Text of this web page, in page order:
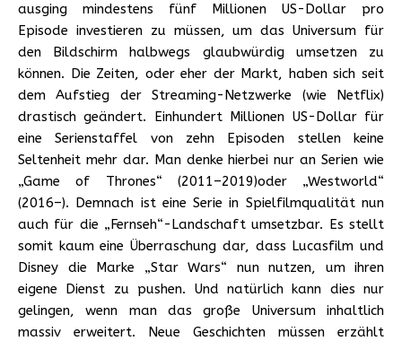
ausging mindestens fünf Millionen US-Dollar pro
Episode investieren zu müssen, um das Universum für
den Bildschirm halbwegs glaubwürdig umsetzen zu
können. Die Zeiten, oder eher der Markt, haben sich seit
dem Aufstieg der Streaming-Netzwerke (wie Netflix)
drastisch geändert. Einhundert Millionen US-Dollar für
eine Serienstaffel von zehn Episoden stellen keine
Seltenheit mehr dar. Man denke hierbei nur an Serien wie
„Game of Thrones“ (2011–2019)oder „Westworld“
(2016–). Demnach ist eine Serie in Spielfilmqualität nun
auch für die „Fernseh“-Landschaft umsetzbar. Es stellt
somit kaum eine Überraschung dar, dass Lucasfilm und
Disney die Marke „Star Wars“ nun nutzen, um ihren
eigene Dienst zu pushen. Und natürlich kann dies nur
gelingen, wenn man das große Universum inhaltlich
massiv erweitert. Neue Geschichten müssen erzählt